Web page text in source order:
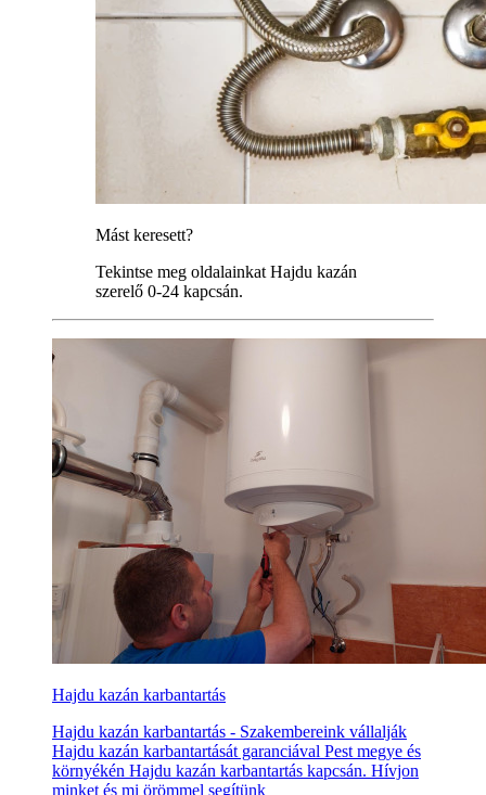
Mást keresett?
Tekintse meg oldalainkat Hajdu kazán
szerelő 0-24 kapcsán.
Hajdu kazán karbantartás
Hajdu kazán karbantartás - Szakembereink vállalják
Hajdu kazán karbantartását garanciával Pest megye és
környékén Hajdu kazán karbantartás kapcsán. Hívjon
minket és mi örömmel segítünk